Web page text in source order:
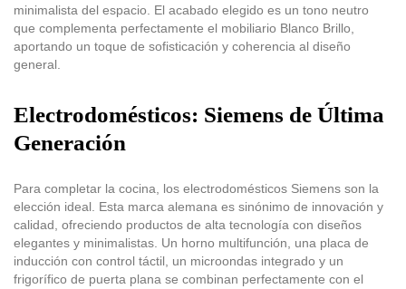
minimalista del espacio. El acabado elegido es un tono neutro
que complementa perfectamente el mobiliario Blanco Brillo,
aportando un toque de sofisticación y coherencia al diseño
general.
Electrodomésticos: Siemens de Última
Generación
Para completar la cocina, los electrodomésticos Siemens son la
elección ideal. Esta marca alemana es sinónimo de innovación y
calidad, ofreciendo productos de alta tecnología con diseños
elegantes y minimalistas. Un horno multifunción, una placa de
inducción con control táctil, un microondas integrado y un
frigorífico de puerta plana se combinan perfectamente con el